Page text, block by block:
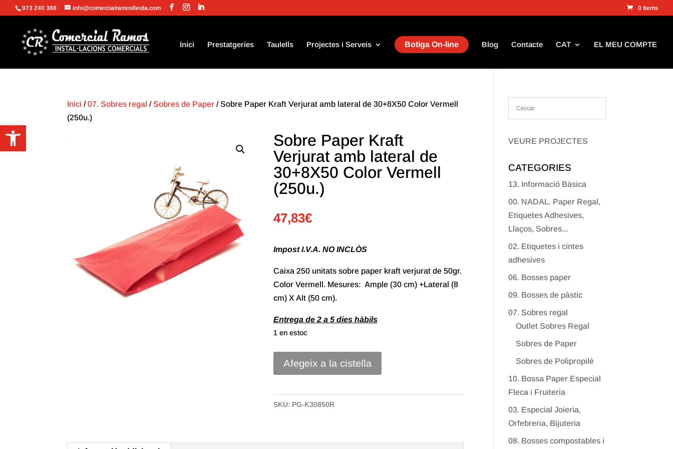
Obre la barra d'eines
973 240 388 info@comercialramoslleida.com 0 Items
Inici Prestatgeries Taulells Projectes i Serveis Botiga On-line Blog Contacte CAT EL MEU COMPTE
Inici /07. Sobres regal /Sobres de Paper / Sobre Paper Kraft Verjurat amb lateral de 30+8X50 Color Vermell
(250u.)
Sobre Paper Kraft
Verjurat amb lateral de
30+8X50 Color Vermell
(250u.)
47,83€
Impost I.V.A. NO INCLÒS
Caixa 250 unitats sobre paper kraft verjurat de 50gr.
Color Vermell. Mesures: Ample (30 cm) +Lateral (8
cm) X Alt (50 cm).
Entrega de 2 a 5 dies hàbils
1 en estoc
quantitat
Afegeix a la cistella
SKU: PG-K30850R
VEURE PROJECTES
CATEGORIES
13. Informació Bàsica
00. NADAL. Paper Regal,
Etiquetes Adhesives,
Llaços, Sobres...
02. Etiquetes i cintes
adhesives
06. Bosses paper
09. Bosses de pàstic
07. Sobres regal
Outlet Sobres Regal
Sobres de Paper
Sobres de Polipropilè
10. Bossa Paper Especial
Fleca i Fruiteria
03. Especial Joieria,
Orfebreria, Bijuteria
08. Bosses compostables i